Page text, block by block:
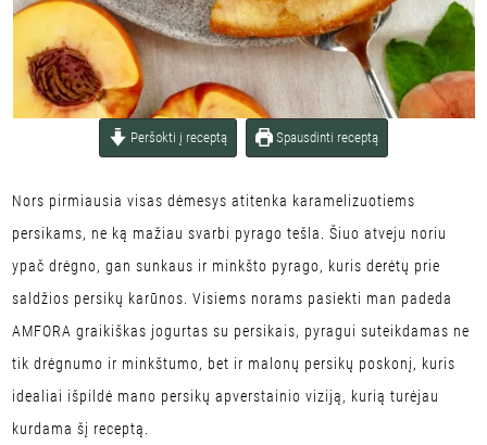
Peršokti į receptą Spausdinti receptą
Nors pirmiausia visas dėmesys atitenka karamelizuotiems
persikams, ne ką mažiau svarbi pyrago tešla. Šiuo atveju noriu
ypač drėgno, gan sunkaus ir minkšto pyrago, kuris derėtų prie
saldžios persikų karūnos. Visiems norams pasiekti man padeda
AMFORA graikiškas jogurtas su persikais, pyragui suteikdamas ne
tik drėgnumo ir minkštumo, bet ir malonų persikų poskonį, kuris
idealiai išpildė mano persikų apverstainio viziją, kurią turėjau
kurdama šį receptą.